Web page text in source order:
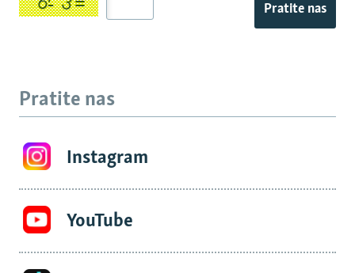
Pratite nas
Pratite nas
Instagram
YouTube